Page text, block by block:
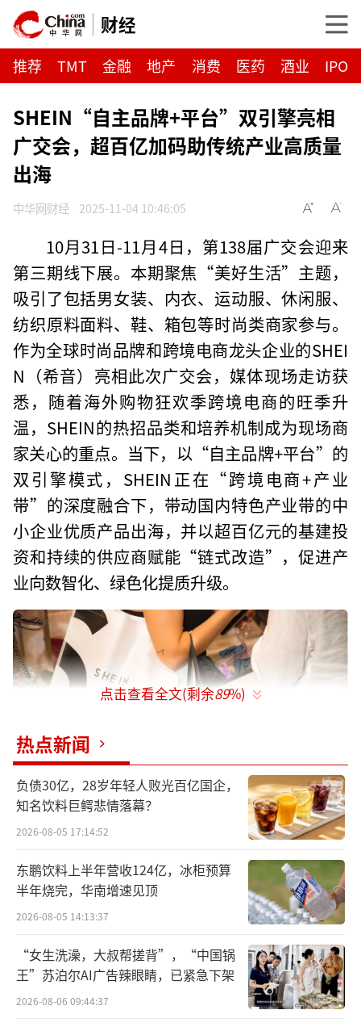
财经
推荐 TMT 金融 地产 消费 医药 酒业 IPO
SHEIN“自主品牌+平台”双引擎亮相
广交会，超百亿加码助传统产业高质量
出海
中华网财经 2025-11-04 10:46:05
10月31日-11月4日，第138届广交会迎来
第三期线下展。本期聚焦“美好生活”主题，
吸引了包括男女装、内衣、运动服、休闲服、
纺织原料面料、鞋、箱包等时尚类商家参与。
作为全球时尚品牌和跨境电商龙头企业的SHEI
N（希音）亮相此次广交会，媒体现场走访获
悉，随着海外购物狂欢季跨境电商的旺季升
温，SHEIN的热招品类和培养机制成为现场商
家关心的重点。当下，以“自主品牌+平台”的
双引擎模式，SHEIN正在“跨境电商+产业
带”的深度融合下，带动国内特色产业带的中
小企业优质产品出海，并以超百亿元的基建投
资和持续的供应商赋能“链式改造”，促进产
业向数智化、绿色化提质升级。
“跨境电商+产业带”融合促传统产业提质
升级
近期发布的“十五五”规划建议提出，支
持跨境电商等新业态新模式发展，以及优化提
升传统产业，巩固提升纺织等重点产业在全球
产业分工中的地位和竞争力，推动技术改造升
点击查看全文(剩余89%)
热点新闻
负债30亿，28岁年轻人败光百亿国企，
知名饮料巨鳄悲情落幕？
2026-08-05 17:14:52
东鹏饮料上半年营收124亿，冰柜预算
半年烧完，华南增速见顶
2026-08-05 14:13:37
“女生洗澡，大叔帮搓背”，“中国锅
王”苏泊尔AI广告辣眼睛，已紧急下架
2026-08-06 09:44:37